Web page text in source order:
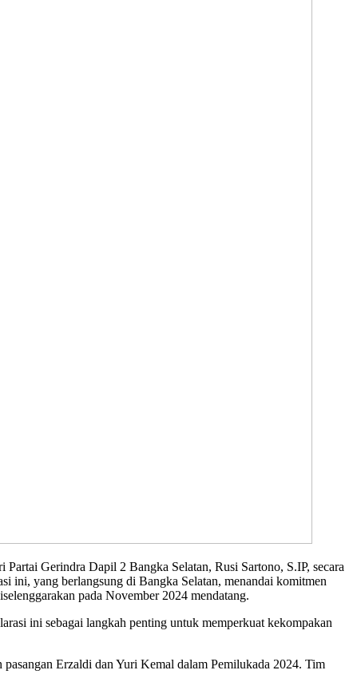
Gerindra Dapil 2 Bangka Selatan, Rusi Sartono, S.IP, secara
ini, yang berlangsung di Bangka Selatan, menandai komitmen
pada November 2024 mendatang.
ini sebagai langkah penting untuk memperkuat kekompakan
Erzaldi dan Yuri Kemal dalam Pemilukada 2024. Tim